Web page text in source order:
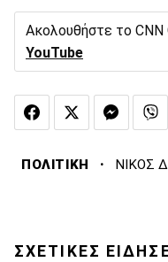
Ακολουθήστε το
YouTube
ΠΟΛΙΤΙΚΗ · ΝΙΚΟΣ
ΣΧΕΤΙΚΕΣ